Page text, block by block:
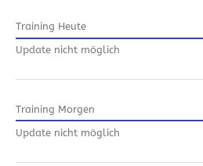
Training Heute
Update nicht möglich
Training Morgen
Update nicht möglich